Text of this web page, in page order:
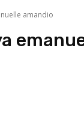
amandio